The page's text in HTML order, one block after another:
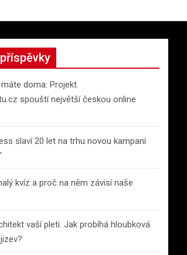
doma: Projekt
spouští největší českou online
slaví 20 let na trhu novou kampaní
kvíz a proč na něm závisí naše
vaší pleti. Jak probíhá hloubková